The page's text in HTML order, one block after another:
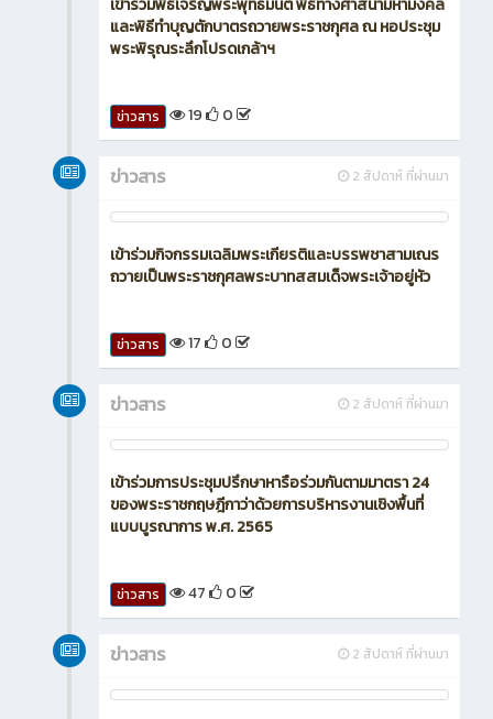
เข้าร่วมพิธีเจริญพระพุทธมนต์ พิธีทางศาสนามหามงคล
และพิธีทำบุญตักบาตรถวายพระราชกุศล ณ หอประชุม
พระพิรุณระลึกโปรดเกล้าฯ
ข่าวสาร 19 0
2 สัปดาห์ ที่ผ่านมา
ข่าวสาร
เข้าร่วมกิจกรรมเฉลิมพระเกียรติและบรรพชาสามเณร
ถวายเป็นพระราชกุศลพระบาทสสมเด็จพระเจ้าอยู่หัว
ข่าวสาร 17 0
2 สัปดาห์ ที่ผ่านมา
ข่าวสาร
เข้าร่วมการประชุมปรึกษาหารือร่วมกันตามมาตรา 24
ของพระราชกฤษฎีกาว่าด้วยการบริหารงานเชิงพื้นที่
แบบบูรณาการ พ.ศ. 2565
ข่าวสาร 47 0
2 สัปดาห์ ที่ผ่านมา
ข่าวสาร